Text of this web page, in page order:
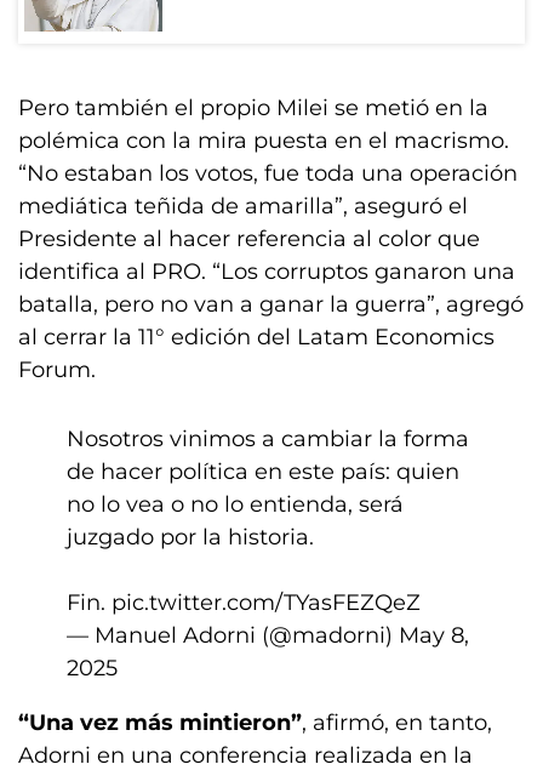
Pero también el propio Milei se metió en la
polémica con la mira puesta en el macrismo.
“No estaban los votos, fue toda una operación
mediática teñida de amarilla”, aseguró el
Presidente al hacer referencia al color que
identifica al PRO. “Los corruptos ganaron una
batalla, pero no van a ganar la guerra”, agregó
al cerrar la 11° edición del Latam Economics
Forum.
Nosotros vinimos a cambiar la forma
de hacer política en este país: quien
no lo vea o no lo entienda, será
juzgado por la historia.
Fin. pic.twitter.com/TYasFEZQeZ
— Manuel Adorni (@madorni) May 8,
2025
“Una vez más mintieron”, afirmó, en tanto,
Adorni en una conferencia realizada en la